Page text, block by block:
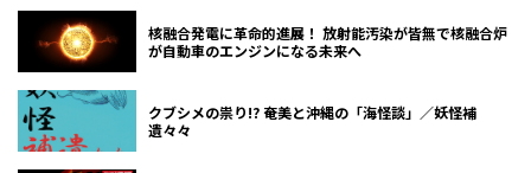
核融合発電に革命的進展！ 放射能汚染が皆無で核融合炉
が自動車のエンジンになる未来へ
クブシメの祟り!? 奄美と沖縄の「海怪談」／妖怪補
遺々々